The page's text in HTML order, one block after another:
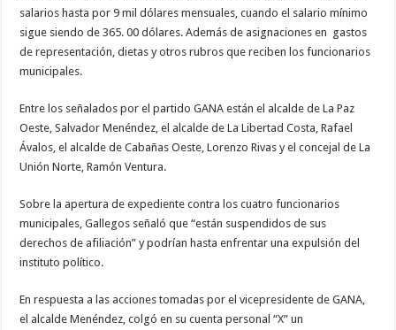
salarios hasta por 9 mil dólares mensuales, cuando el salario mínimo
sigue siendo de 365. 00 dólares. Además de asignaciones en gastos
de representación, dietas y otros rubros que reciben los funcionarios
municipales.
Entre los señalados por el partido GANA están el alcalde de La Paz
Oeste, Salvador Menéndez, el alcalde de La Libertad Costa, Rafael
Ávalos, el alcalde de Cabañas Oeste, Lorenzo Rivas y el concejal de La
Unión Norte, Ramón Ventura.
Sobre la apertura de expediente contra los cuatro funcionarios
municipales, Gallegos señaló que “están suspendidos de sus
derechos de afiliación” y podrían hasta enfrentar una expulsión del
instituto político.
En respuesta a las acciones tomadas por el vicepresidente de GANA,
el alcalde Menéndez, colgó en su cuenta personal “X” un